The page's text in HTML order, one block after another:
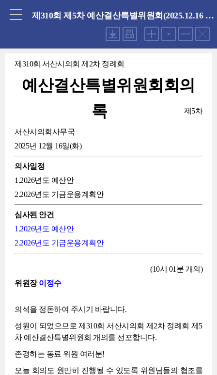
제310회 제5차 예산결산특별위원회(2025.12.16 화요일)
제310회 서산시의회 제2차 정례회
예산결산특별위원회회의
록
제5차
서산시의회사무국
2025년 12월 16일(화)
의사일정
1.2026년도 예산안
2.2026년도 기금운용계획안
심사된 안건
1.2026년도 예산안
2.2026년도 기금운용계획안
(10시 01분 개의)
위원장이정수
의석을 정돈하여 주시기 바랍니다.
성원이 되었으므로 제310회 서산시의회 제2차 정례회 제5
차 예산결산특별위원회 개의를 선포합니다.
존경하는 동료 위원 여러분!
오늘 회의도 원만히 진행될 수 있도록 위원님들의 협조를